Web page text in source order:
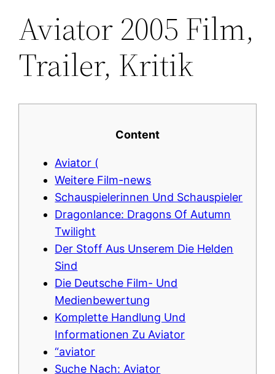
Aviator 2005 Film,
Trailer, Kritik
Content
Aviator (
Weitere Film-news
Schauspielerinnen Und Schauspieler
Dragonlance: Dragons Of Autumn
Twilight
Der Stoff Aus Unserem Die Helden
Sind
Die Deutsche Film- Und
Medienbewertung
Komplette Handlung Und
Informationen Zu Aviator
“aviator
Suche Nach: Aviator